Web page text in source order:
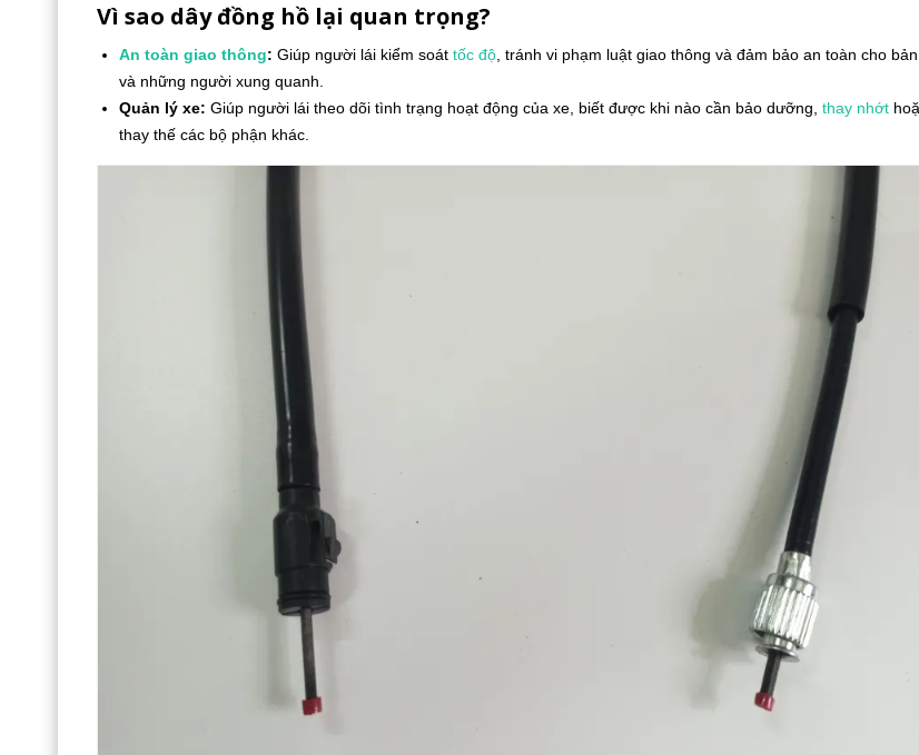
Vì sao dây đồng hồ lại quan trọng?
An toàn giao thông: Giúp người lái kiểm soát tốc độ , tránh vi phạm luật giao thông và đảm bảo an toàn cho
và những người xung quanh.
Quản lý xe: Giúp người lái theo dõi tình trạng hoạt động của xe, biết được khi nào cần bảo dưỡng, thay nhớt
thay thế các bộ phận khác.